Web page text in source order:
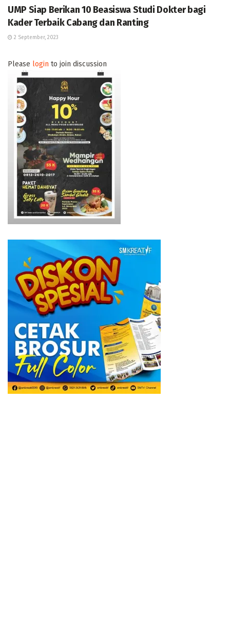
UMP Siap Berikan 10 Beasiswa Studi Dokter bagi
Kader Terbaik Cabang dan Ranting
2 September, 2023
Please login to join discussion